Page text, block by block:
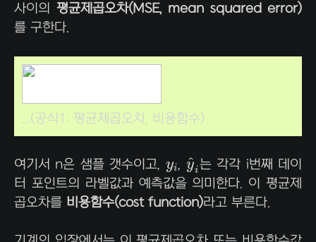
사이의 평균제곱오차(MSE, mean squared error)
를 구한다.
...(공식1: 평균제곱오차, 비용함수)
여기서 n은 샘플 갯수이고, yi
yi, ^
yi
y ^i
는 각각 i번째 데이
터 포인트의 라벨값과 예측값을 의미한다. 이 평균제
곱오차를 비용함수(cost function)라고 부른다.